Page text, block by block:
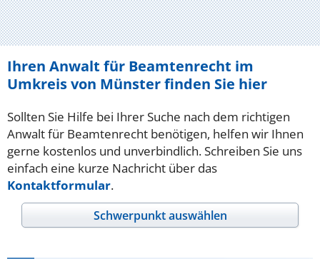
Ihren Anwalt für Beamtenrecht im
Umkreis von Münster finden Sie hier
Sollten Sie Hilfe bei Ihrer Suche nach dem richtigen
Anwalt für Beamtenrecht benötigen, helfen wir Ihnen
gerne kostenlos und unverbindlich. Schreiben Sie uns
einfach eine kurze Nachricht über das
Kontaktformular.
Schwerpunkt auswählen